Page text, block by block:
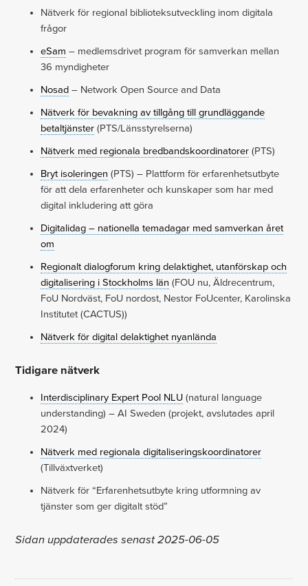
Nätverk för regional biblioteksutveckling inom digitala
frågor
eSam – medlemsdrivet program för samverkan mellan
36 myndigheter
Nosad– Network Open Source and Data
Nätverk för bevakning av tillgång till grundläggande
betaltjänster(PTS/Länsstyrelserna)
Nätverk med regionala bredbandskoordinatorer(PTS)
Bryt isoleringen (PTS) – Plattform för erfarenhetsutbyte
för att dela erfarenheter och kunskaper som har med
digital inkludering att göra
Digitalidag – nationella temadagar med samverkan året
om
Regionalt dialogforum kring delaktighet, utanförskap och
digitalisering i Stockholms län (FOU nu, Äldrecentrum,
FoU Nordväst, FoU nordost, Nestor FoUcenter, Karolinska
Institutet (CACTUS))
Nätverk för digital delaktighet nyanlända
Tidigare nätverk
Interdisciplinary Expert Pool NLU(natural language
understanding) – AI Sweden (projekt, avslutades april
2024)
Nätverk med regionala digitaliseringskoordinatorer
(Tillväxtverket)
Nätverk för “Erfarenhetsutbyte kring utformning av
tjänster som ger digitalt stöd”
Sidan uppdaterades senast 2025-06-05